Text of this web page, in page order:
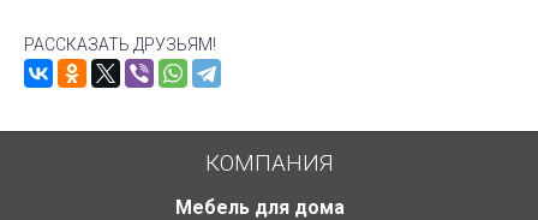
РАССКАЗАТЬ ДРУЗЬЯМ!
КОМПАНИЯ
Мебель для дома